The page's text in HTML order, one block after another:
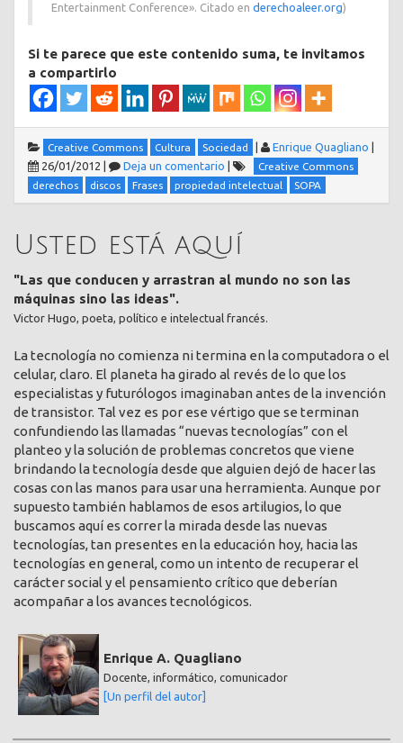
Entertainment Conference». Citado en derechoaleer.org)
Si te parece que este contenido suma, te invitamos
a compartirlo
Creative Commons Cultura Sociedad | Enrique Quagliano |
26/01/2012 | Deja un comentario |
Creative Commons
derechos
discos Frases propiedad intelectual SOPA
Usted está aquí
"Las que conducen y arrastran al mundo no son las
máquinas sino las ideas".
Victor Hugo, poeta, político e intelectual francés.
La tecnología no comienza ni termina en la computadora o el
celular, claro. El planeta ha girado al revés de lo que los
especialistas y futurólogos imaginaban antes de la invención
de transistor. Tal vez es por ese vértigo que se terminan
confundiendo las llamadas “nuevas tecnologías” con el
planteo y la solución de problemas concretos que viene
brindando la tecnología desde que alguien dejó de hacer las
cosas con las manos para usar una herramienta. Aunque por
supuesto también hablamos de esos artilugios, lo que
buscamos aquí es correr la mirada desde las nuevas
tecnologías, tan presentes en la educación hoy, hacia las
tecnologías en general, como un intento de recuperar el
carácter social y el pensamiento crítico que deberían
acompañar a los avances tecnológicos.
Enrique A. Quagliano
Docente, informático, comunicador
[Un perfil del autor]